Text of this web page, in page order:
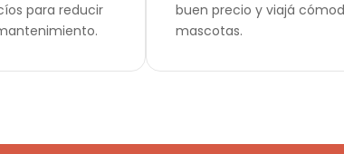
para reducir
buen precio y viajá
mascotas.